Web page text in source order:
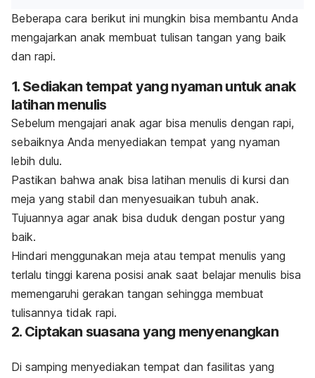
Beberapa cara berikut ini mungkin bisa membantu Anda
mengajarkan anak membuat tulisan tangan yang baik
dan rapi.
1. Sediakan tempat yang nyaman untuk anak
latihan menulis
Sebelum mengajari anak agar bisa menulis dengan rapi,
sebaiknya Anda menyediakan tempat yang nyaman
lebih dulu.
Pastikan bahwa anak bisa latihan menulis di kursi dan
meja yang stabil dan menyesuaikan tubuh anak.
Tujuannya agar anak bisa duduk dengan postur yang
baik.
Hindari menggunakan meja atau tempat menulis yang
terlalu tinggi karena posisi anak saat belajar menulis bisa
memengaruhi gerakan tangan sehingga membuat
tulisannya tidak rapi.
2. Ciptakan suasana yang menyenangkan
Di samping menyediakan tempat dan fasilitas yang